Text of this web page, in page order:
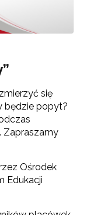
się
będzie popyt?
Zapraszamy
Ośrodek
Edukacji